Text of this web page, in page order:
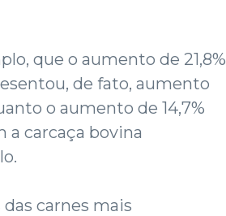
que o aumento de 21,8%
de fato, aumento
o aumento de 14,7%
a carcaça bovina
carnes mais